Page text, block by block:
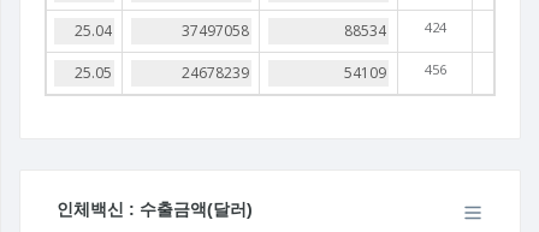
424
456
인체백신 : 수출금액(달러)